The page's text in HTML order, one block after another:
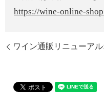
https://wine-online-
ワイン通販リニューア